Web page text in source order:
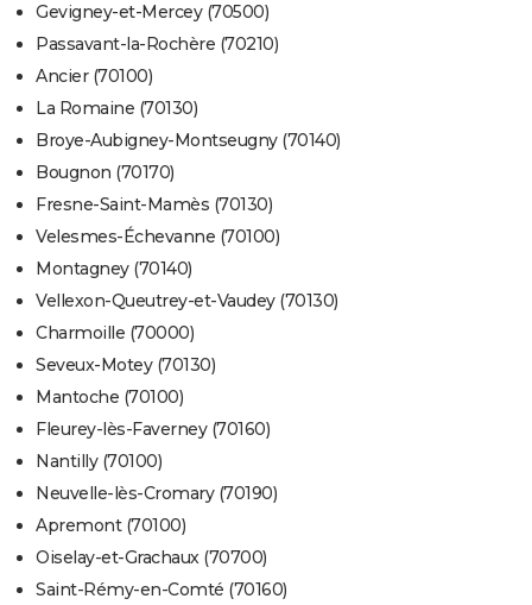
Gevigney-et-Mercey (70500)
Passavant-la-Rochère (70210)
Ancier (70100)
La Romaine (70130)
Broye-Aubigney-Montseugny (70140)
Bougnon (70170)
Fresne-Saint-Mamès (70130)
Velesmes-Échevanne (70100)
Montagney (70140)
Vellexon-Queutrey-et-Vaudey (70130)
Charmoille (70000)
Seveux-Motey (70130)
Mantoche (70100)
Fleurey-lès-Faverney (70160)
Nantilly (70100)
Neuvelle-lès-Cromary (70190)
Apremont (70100)
Oiselay-et-Grachaux (70700)
Saint-Rémy-en-Comté (70160)